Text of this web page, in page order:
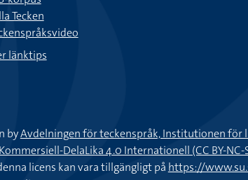
Tecken
länktips
byAvdelningen för teckenspråk, Institutionen för
DelaLika 4.0 Internationell (CC BY-NC-
licens kan vara tillgängligt på https://